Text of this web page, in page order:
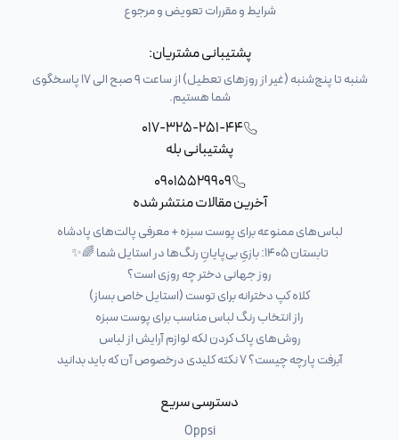
شرایط و مقررات تعویض و مرجوع
پشتیبانی مشتریان:
شنبه تا پنج‌شنبه (غیر از روزهای تعطیل) از ساعت 9 صبح الی 17 پاسخگوی
شما هستیم.
017-325-251-44
پشتیبانی بله
09015529909
آخرین مقالات منتشر شده
لباس‌های ممنوعه برای پوست سبزه + معرفی پالت‌های پادشاه
تابستان ۱۴۰۵: بازیِ بی‌پایانِ رنگ‌ها در استایل شما 🌈✨
روز جهانی دختر چه روزی است؟
کلاه کپ دخترانه برای توست (استایل خاص بساز)
راز انتخاب رنگ لباس مناسب برای پوست سبزه
روش‌های پاک کردن لکه لوازم آرایش از لباس
آبرفت پارچه چیست؟ ۷ نکته کلیدی درخصوص آن که باید بدانید
دسترسی سریع
Oppsi